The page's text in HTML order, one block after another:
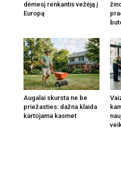
dėmesį renkantis vežėją į
Europą
Augalai skursta ne be
priežasties: dažna klaida
kartojama kasmet